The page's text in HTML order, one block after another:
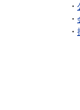
・
・
・